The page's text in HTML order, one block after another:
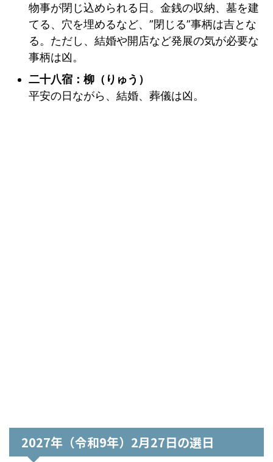
物事が閉じ込められる日。金銭の収納、墓を建
てる、穴を埋めるなど、”閉じる”事柄は吉とな
る。ただし、結婚や開店など発展の気が必要な
事柄は凶。
二十八宿：柳（りゅう）
平安の日ながら、結婚、葬儀は凶。
2027年（令和9年）2月27日の選日